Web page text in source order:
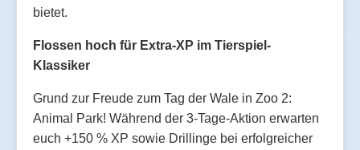
bietet.
Flossen hoch für Extra-XP im Tierspiel-
Klassiker
Grund zur Freude zum Tag der Wale in Zoo 2:
Animal Park! Während der 3-Tage-Aktion erwarten
euch +150 % XP sowie Drillinge bei erfolgreicher